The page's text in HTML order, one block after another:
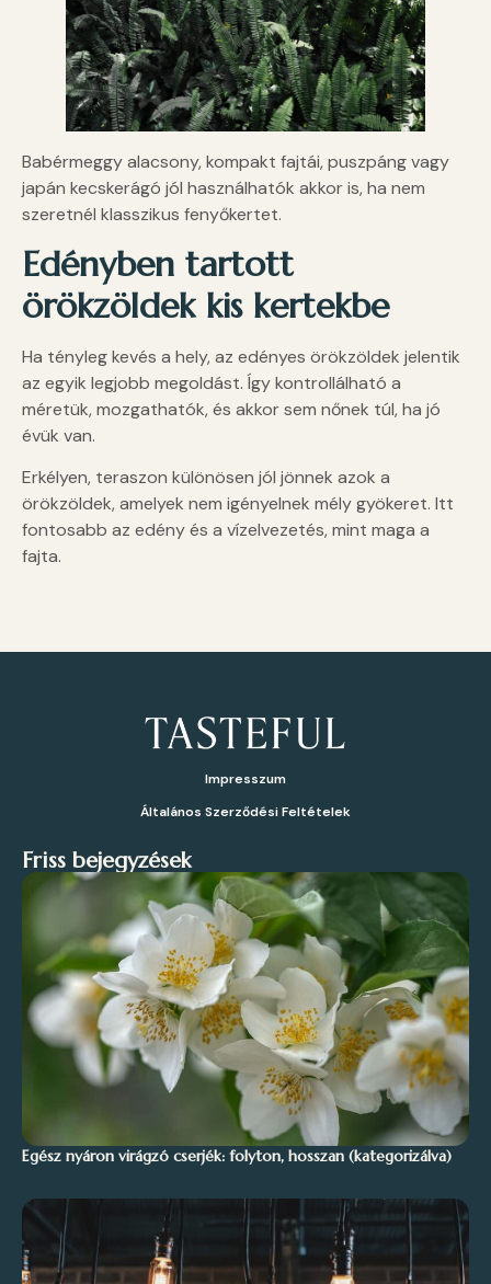
Babérmeggy alacsony, kompakt fajtái, puszpáng vagy
japán kecskerágó jól használhatók akkor is, ha nem
szeretnél klasszikus fenyőkertet.
Edényben tartott
örökzöldek kis kertekbe
Ha tényleg kevés a hely, az edényes örökzöldek jelentik
az egyik legjobb megoldást. Így kontrollálható a
méretük, mozgathatók, és akkor sem nőnek túl, ha jó
évük van.
Erkélyen, teraszon különösen jól jönnek azok a
örökzöldek, amelyek nem igényelnek mély gyökeret. Itt
fontosabb az edény és a vízelvezetés, mint maga a
fajta.
Impresszum
Általános Szerződési Feltételek
Friss bejegyzések
Egész nyáron virágzó cserjék: folyton, hosszan (kategorizálva)